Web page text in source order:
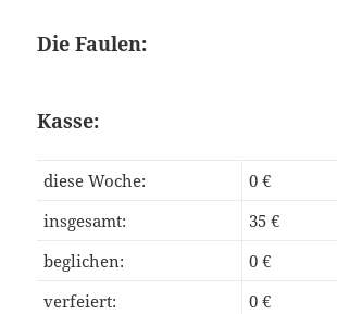
Die Faulen:
Kasse:
diese Woche:
0 €
insgesamt:
35 €
beglichen:
0 €
verfeiert:
0 €